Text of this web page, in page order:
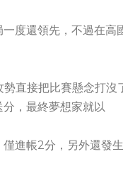
度還領先，不過在
直接把比賽懸念打
，最終夢想家就以
進帳2分，另外還發生